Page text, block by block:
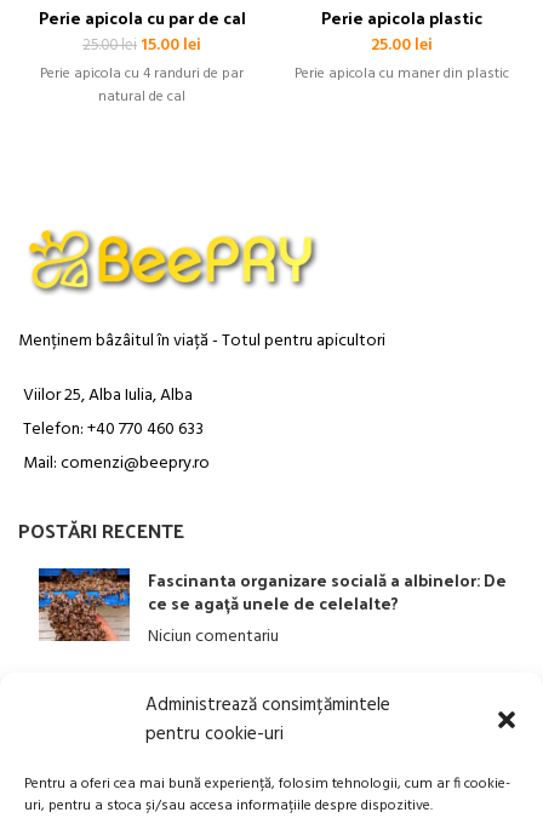
Administrează consimțămintele
pentru cookie-uri
Pentru a oferi cea mai bună experiență, folosim tehnologii, cum ar fi cookie-
uri, pentru a stoca și/sau accesa informațiile despre dispozitive.
Perie apicola cu par de cal
25.00lei Prețul
inițial
a
fost:
15.00lei
curent
este:
Perie apicola cu 4 randuri de par
natural de cal
Perie apicola plastic
25.00lei
Perie apicola cu maner din plastic
Menținem bâzâitul în viață - Totul pentru apicultori
Viilor 25, Alba Iulia, Alba
Telefon: +40 770 460 633
Mail: comenzi@beepry.ro
POSTĂRI RECENTE
Fascinanta organizare socială a albinelor: De
ce se agață unele de celelalte?
Niciun comentariu
LINK-URI UTILE
ANPC